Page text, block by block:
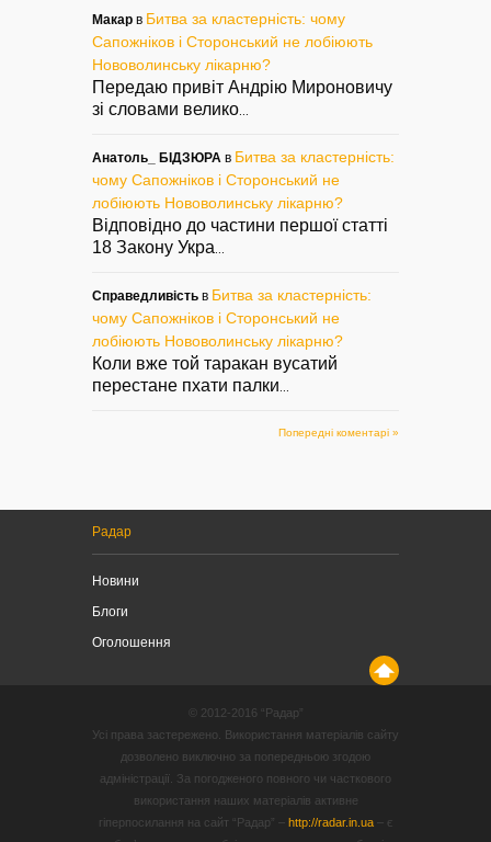
Макар в Битва за кластерність: чому
Сапожніков і Сторонський не лобіюють
Нововолинську лікарню?
Передаю привіт Андрію Мироновичу
зі словами велико...
Анатоль_ БІДЗЮРА в Битва за кластерність:
чому Сапожніков і Сторонський не
лобіюють Нововолинську лікарню?
Відповідно до частини першої статті
18 Закону Укра...
Справедливість в Битва за кластерність:
чому Сапожніков і Сторонський не
лобіюють Нововолинську лікарню?
Коли вже той таракан вусатий
перестане пхати палки...
Попередні коментарі »
Радар
Новини
Блоги
Оголошення
© 2012-2016 “Радар”
Усі права застережено. Використання матеріалів сайту
дозволено виключно за попередньою згодою
адміністрації. За погодженого повного чи часткового
використання наших матеріалів активне
гіперпосилання на сайт “Радар” – http://radar.in.ua– є